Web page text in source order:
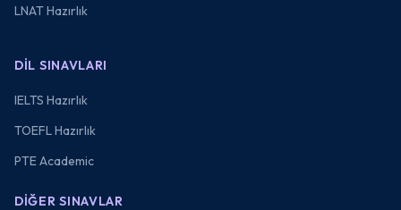
LNAT Hazırlık
DIL SINAVLARI
IELTS Hazırlık
TOEFL Hazırlık
PTE Academic
DIĞER SINAVLAR